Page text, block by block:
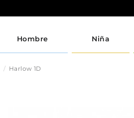
Hombre Niña
Harlow 1D